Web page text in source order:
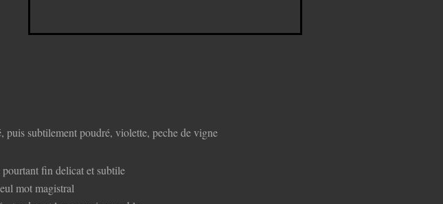
puis subtilement poudré, violette, peche de vigne
fin delicat et subtile
mot magistral